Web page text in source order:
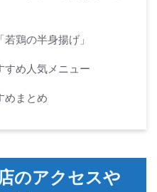
鶏の半身揚げ」
すめ人気メニュー
めまとめ
のアクセスや